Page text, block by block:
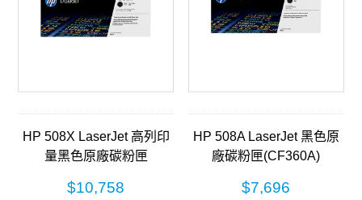
HP 508X LaserJet 高列印
量黑色原廠碳粉匣
$10,758
HP 508A LaserJet 黑色原
廠碳粉匣(CF360A)
$7,696